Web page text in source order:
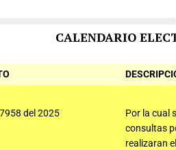
CALENDARIO
del 2025
Por la cual
consultas
realizaran